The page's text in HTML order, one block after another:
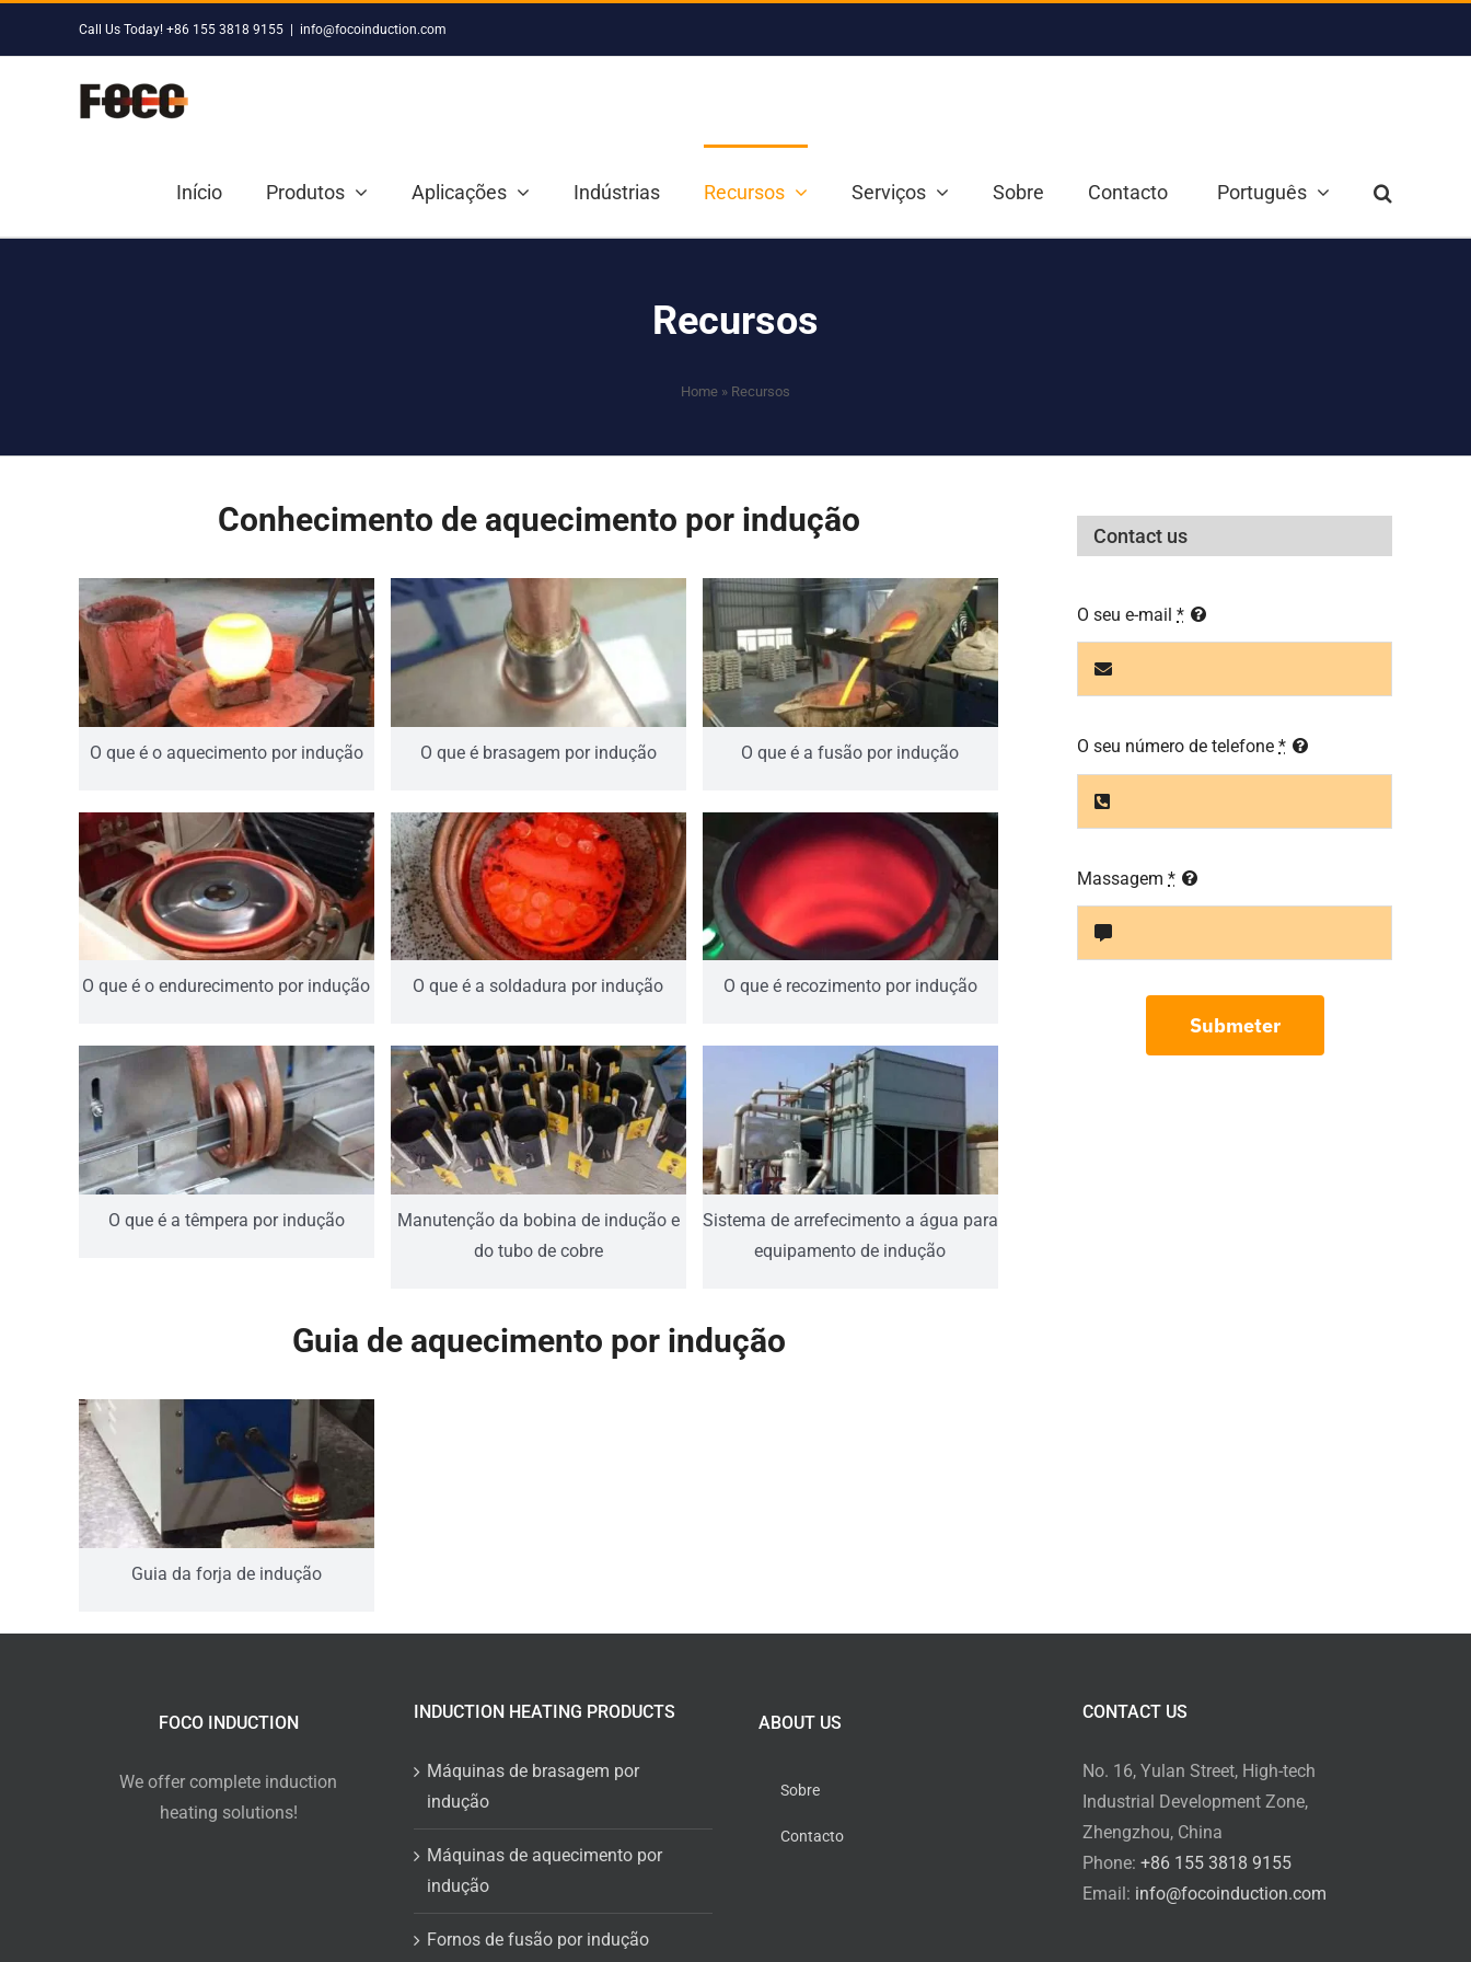
Call Us Today! +86 155 3818 9155 info@focoinduction.com
Início Produtos Aplicações Indústrias Recursos Serviços Sobre Contacto Português
Recursos
Home » Recursos
Conhecimento de aquecimento por indução
O que é o aquecimento por indução O que é brasagem por indução O que é a fusão por indução
O que é o endurecimento por indução O que é a soldadura por indução O que é recozimento por indução
O que é a têmpera por indução
Manutenção da bobina de indução e
do tubo de cobre
Sistema de arrefecimento a água para
equipamento de indução
Guia de aquecimento por indução
Guia da forja de indução
Contact us
O seu e-mail *
O seu número de telefone *
Massagem *
Submeter
FOCO INDUCTION
We offer complete induction
heating solutions!
INDUCTION HEATING PRODUCTS
Máquinas de brasagem por
indução
Máquinas de aquecimento por
indução
Fornos de fusão por indução
ABOUT US
Sobre
Contacto
CONTACT US
No. 16, Yulan Street, High-tech
Industrial Development Zone,
Zhengzhou, China
Phone: +86 155 3818 9155
Email: info@focoinduction.com